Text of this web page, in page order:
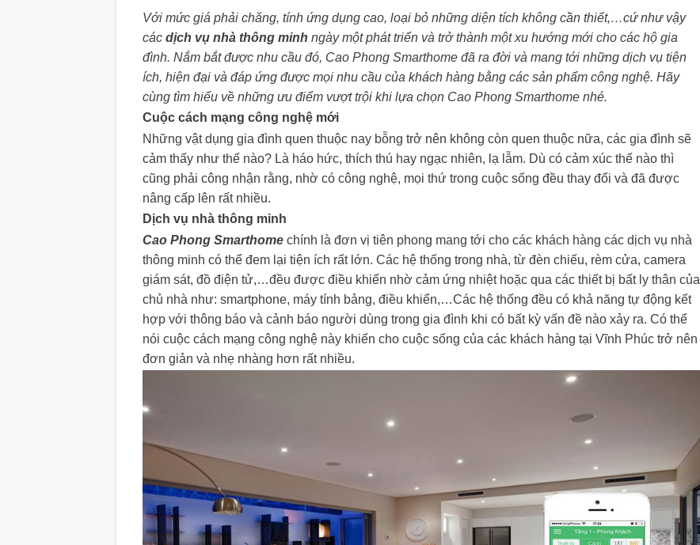
Với mức giá phải chăng, tính ứng dụng cao, loại bỏ những diện tích không cần thiết,…cứ như vậy
các dịch vụ nhà thông minh ngày một phát triển và trở thành một xu hướng mới cho các hộ gia
đình. Nắm bắt được nhu cầu đó, Cao Phong Smarthome đã ra đời và mang tới những dịch vụ tiện
ích, hiện đại và đáp ứng được mọi nhu cầu của khách hàng bằng các sản phẩm công nghệ. Hãy
cùng tìm hiểu về những ưu điểm vượt trội khi lựa chọn Cao Phong Smarthome nhé.
Cuộc cách mạng công nghệ mới
Những vật dụng gia đình quen thuộc nay bỗng trở nên không còn quen thuộc nữa, các gia đình sẽ
cảm thấy như thế nào? Là háo hức, thích thú hay ngạc nhiên, lạ lẫm. Dù có cảm xúc thế nào thì
cũng phải công nhận rằng, nhờ có công nghệ, mọi thứ trong cuộc sống đều thay đổi và đã được
nâng cấp lên rất nhiều.
Dịch vụ nhà thông minh
Cao Phong Smarthome chính là đơn vị tiên phong mang tới cho các khách hàng các dịch vụ nhà
thông minh có thể đem lại tiện ích rất lớn. Các hệ thống trong nhà, từ đèn chiếu, rèm cửa, camera
giám sát, đồ điện tử,…đều được điều khiển nhờ cảm ứng nhiệt hoặc qua các thiết bị bất ly thân của
chủ nhà như: smartphone, máy tính bảng, điều khiển,…Các hệ thống đều có khả năng tự động kết
hợp với thông báo và cảnh báo người dùng trong gia đình khi có bất kỳ vấn đề nào xảy ra. Có thể
nói cuộc cách mạng công nghệ này khiến cho cuộc sống của các khách hàng tại Vĩnh Phúc trở nên
đơn giản và nhẹ nhàng hơn rất nhiều.